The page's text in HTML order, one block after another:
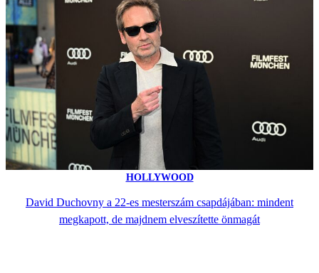
HOLLYWOOD
David Duchovny a 22-es mesterszám csapdájában: mindent
megkapott, de majdnem elveszítette önmagát